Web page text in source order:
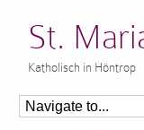
St.
Katholisch in Höntrop